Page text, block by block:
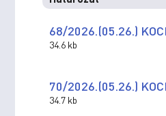
68/2026.(05.26.)
34.6 kb
70/2026.(05.26.)
34.7 kb